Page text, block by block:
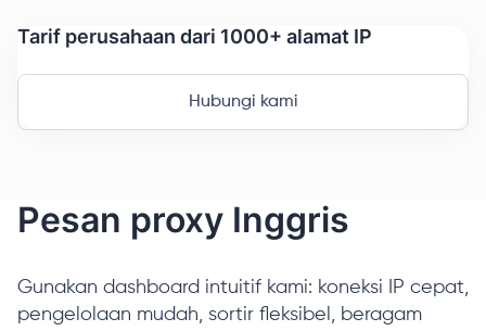
Tarif perusahaan dari 1000+ alamat IP
Hubungi kami
Pesan proxy Inggris
Gunakan dashboard intuitif kami: koneksi IP cepat,
pengelolaan mudah, sortir fleksibel, beragam